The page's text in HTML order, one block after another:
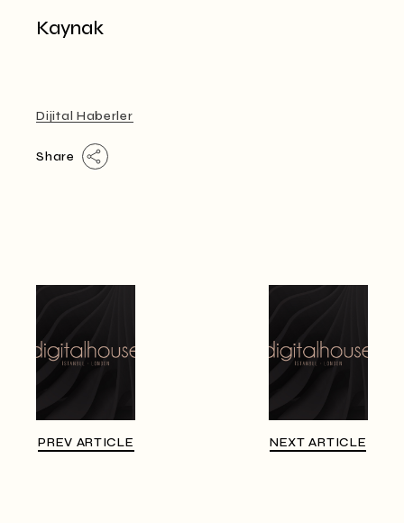
Kaynak
Dijital Haberler
Share
PREV ARTICLE NEXT ARTICLE